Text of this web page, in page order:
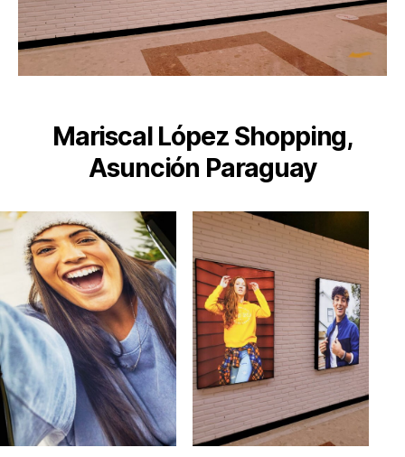
Mariscal López Shopping,
Asunción Paraguay